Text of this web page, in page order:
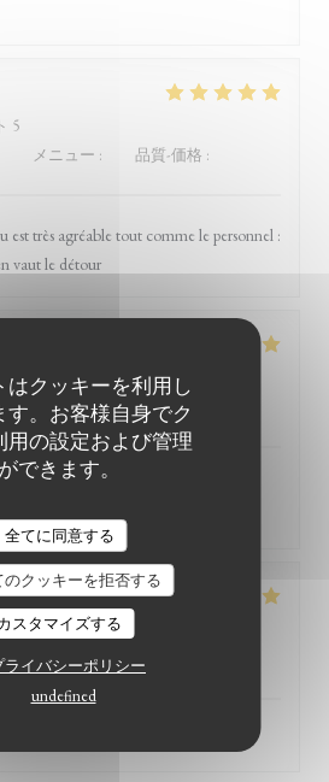
はクッキーを利用し
す。お客様自身でク
用の設定および管理
ができます。
全てに同意する
のクッキーを拒否する
スタマイズする
ライバシーポリシー
undefined
5
メニュー : 品質-価格 :
est très agréable tout comme le personnel :
vaut le détour
5
5/5 メニュー:5/5 品質-価格
passé au Witloof. L'équipe est
excellente !
2
5/5 メニュー: 5 /5
DU WITLOOF